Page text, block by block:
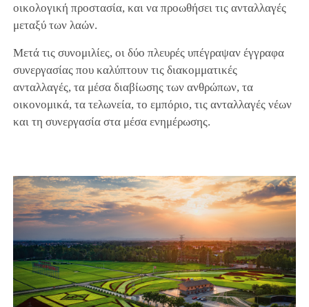
οικολογική προστασία, και να προωθήσει τις ανταλλαγές
μεταξύ των λαών.
Μετά τις συνομιλίες, οι δύο πλευρές υπέγραψαν έγγραφα
συνεργασίας που καλύπτουν τις διακομματικές
ανταλλαγές, τα μέσα διαβίωσης των ανθρώπων, τα
οικονομικά, τα τελωνεία, το εμπόριο, τις ανταλλαγές νέων
και τη συνεργασία στα μέσα ενημέρωσης.